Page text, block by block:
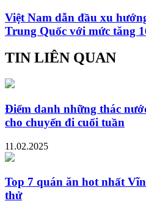
Việt Nam dẫn đầu xu
Trung Quốc với mức tăng
TIN LIÊN QUAN
Điểm danh những thác
cho chuyến đi cuối tuần
11.02.2025
Top 7 quán ăn hot nhất
thử